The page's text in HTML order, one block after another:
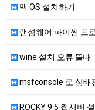
맥 OS 설치하기
랜섬웨어 파이썬 프
wine 설치 오류 뜰때
msfconsole 로 상태
ROCKY 9.5 웹서버